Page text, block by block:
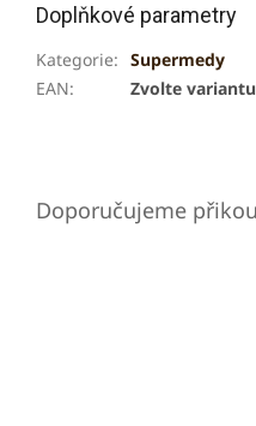
Doplňkové parametry
Kategorie: Supermedy
EAN: Zvolte variantu